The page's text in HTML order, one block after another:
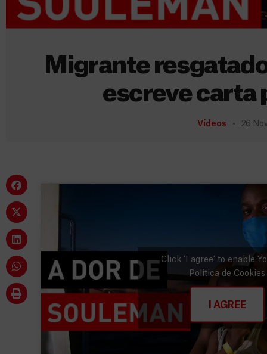
Migrante
escreve carta
Vídeos 26
Click 'I agree' to enable
Política de Cookies
I AGREE